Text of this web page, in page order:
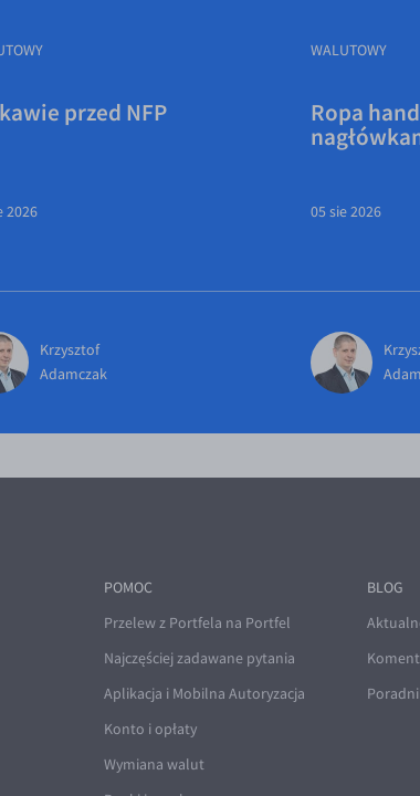
przed NFP
2026
Krzysztof
Adamczak
WALUTOWY
Ropa
05 sie 2026
POMOC
Przelew z Portfela na Portfel
Najczęściej zadawane pytania
Aplikacja i Mobilna Autoryzacja
Konto i opłaty
Wymiana walut
BLOG